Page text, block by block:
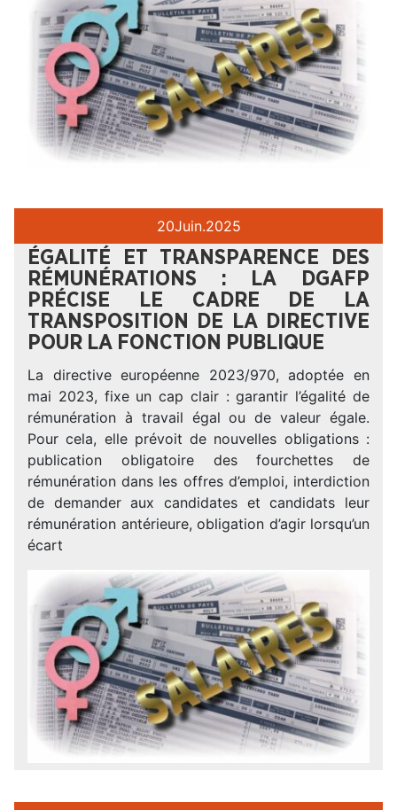
20Juin.2025
ÉGALITÉ ET TRANSPARENCE DES
RÉMUNÉRATIONS : LA DGAFP
PRÉCISE LE CADRE DE LA
TRANSPOSITION DE LA DIRECTIVE
POUR LA FONCTION PUBLIQUE
La directive européenne 2023/970, adoptée en
mai 2023, fixe un cap clair : garantir l’égalité de
rémunération à travail égal ou de valeur égale.
Pour cela, elle prévoit de nouvelles obligations :
publication obligatoire des fourchettes de
rémunération dans les offres d’emploi, interdiction
de demander aux candidates et candidats leur
rémunération antérieure, obligation d’agir lorsqu’un
écart